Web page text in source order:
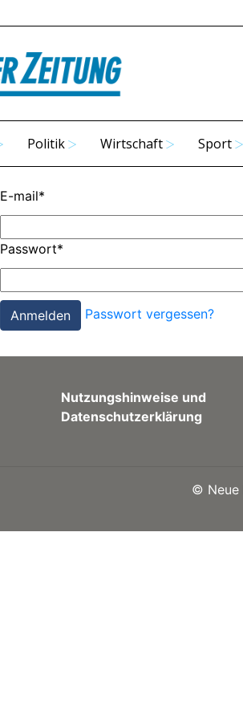
Politik Wirtschaft Sport
E-mail*
Passwort*
Passwort vergessen?
Nutzungshinweise und
Datenschutzerklärung
©